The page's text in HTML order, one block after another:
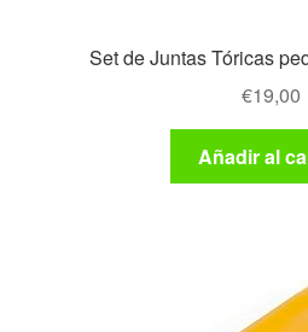
Set de Juntas Tóricas
€19,00
Añadir al